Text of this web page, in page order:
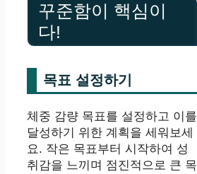
꾸준함이 핵심이
다!
목표 설정하기
체중 감량 목표를 설정하고 이를
달성하기 위한 계획을 세워보세
요. 작은 목표부터 시작하여 성
취감을 느끼며 점진적으로 큰 목